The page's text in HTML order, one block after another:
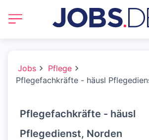
Jobs
Pflege
Pflegefachkräfte - häusl
Pflegefachkräfte - häusl
Pflegedienst, Norden